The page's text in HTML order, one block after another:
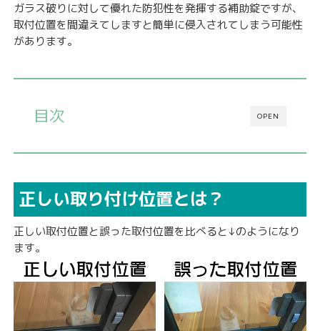
ガラス破りに対して優れた防犯性を発揮する補助錠ですが、
取付位置を間違えてしますと簡単に侵入されてしまう可能性
があります。
OPEN
目次
正しい取り付け位置とは？
正しい取付位置と誤った取付位置を比べると↓のようになり
ます。